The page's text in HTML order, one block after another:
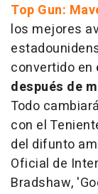
Top Gun:
los mejores
convertido en
después de
Todo
con el
del difunto
Oficial de
Bradshaw,